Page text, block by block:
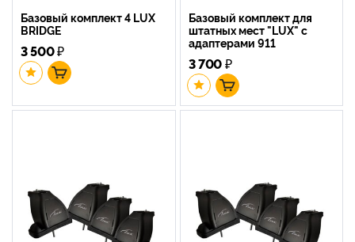
Базовый комплект 4 LUX
BRIDGE
3 500₽
Базовый комплект для
штатных мест "LUX" с
адаптерами 911
3 700₽